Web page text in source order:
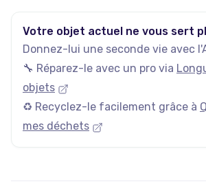
Votre objet actuel ne vous sert
Donnez-lui une seconde vie avec
🔧 Réparez-le avec un pro via
objets
♻️ Recyclez-le facilement grâce à
mes déchets